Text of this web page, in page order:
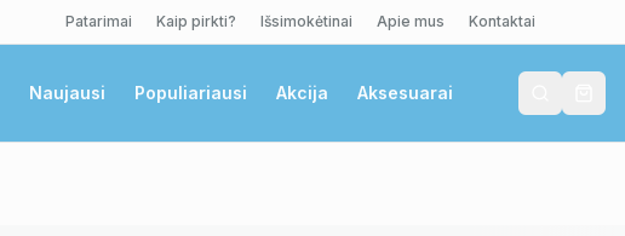
Patarimai Kaip pirkti? Išsimokėtinai Apie mus Kontaktai
Naujausi Populiariausi Akcija Aksesuarai